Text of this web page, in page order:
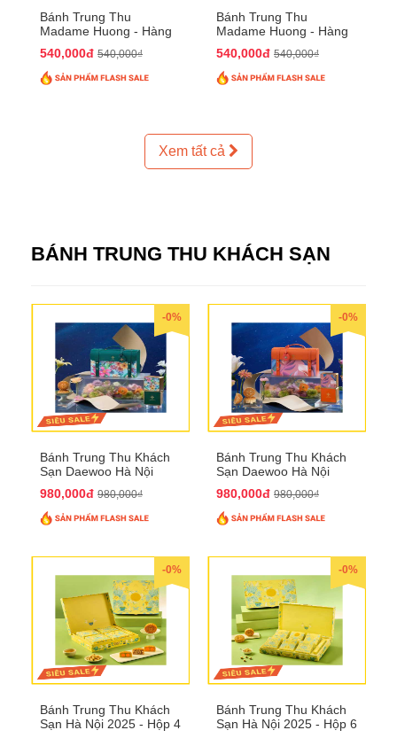
Bánh Trung Thu
Madame Huong - Hàng
540,000đ 540,000₫
Bánh Trung Thu
Madame Huong - Hàng
540,000đ 540,000₫
Xem tất cả
BÁNH TRUNG THU KHÁCH SẠN
-0%
Bánh Trung Thu Khách
Sạn Daewoo Hà Nội
QTTT30
980,000đ 980,000₫
-0%
Bánh Trung Thu Khách
Sạn Daewoo Hà Nội
QTTT31
980,000đ 980,000₫
-0%
Bánh Trung Thu Khách
Sạn Hà Nội 2025 - Hộp 4
-0%
Bánh Trung Thu Khách
Sạn Hà Nội 2025 - Hộp 6